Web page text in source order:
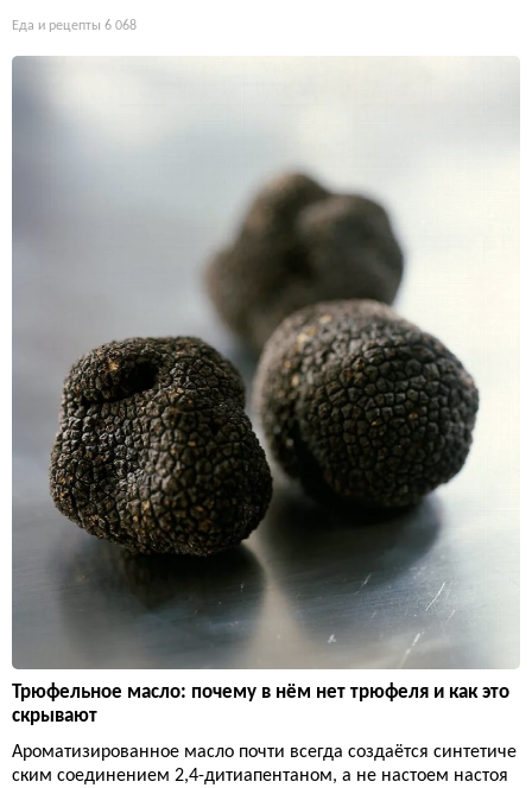
Еда и рецепты 6 068
Трюфельное масло: почему в нём нет трюфеля и как это
скрывают
Ароматизированное масло почти всегда создаётся синтетиче
ским соединением 2,4-дитиапентаном, а не настоем настоя